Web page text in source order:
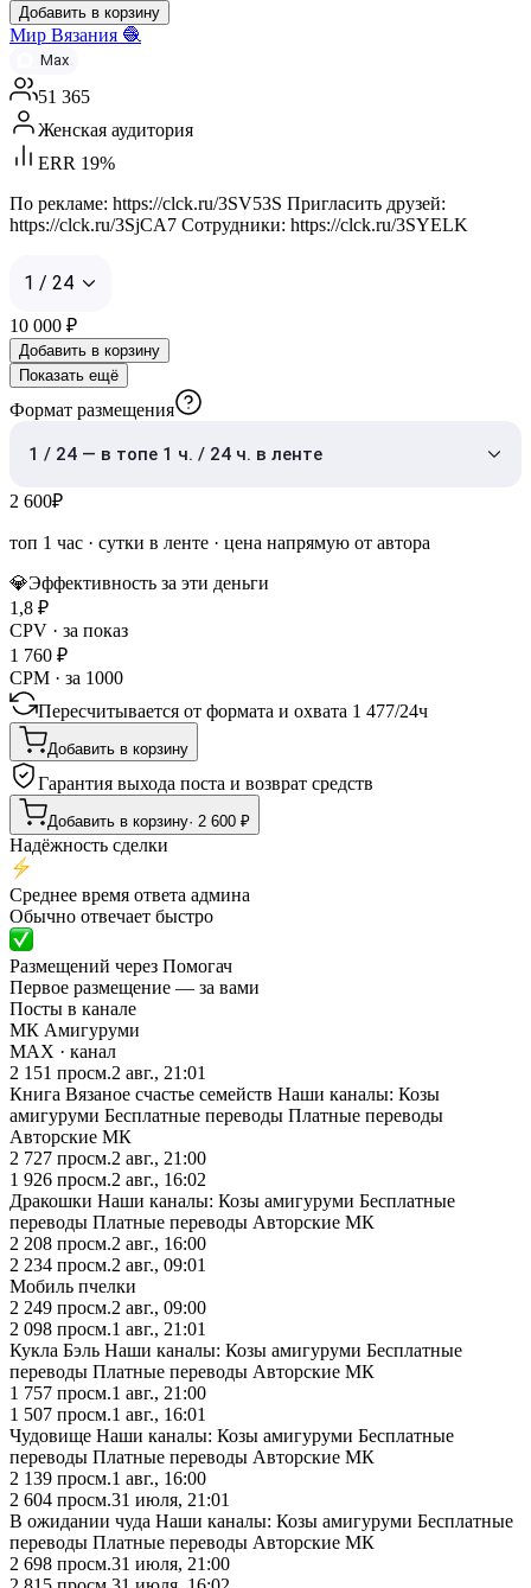
Добавить в корзину
Мир Вязания 🧶
Max
51 365
Женская аудитория
ERR 19%
По рекламе: https://clck.ru/3SV53S Пригласить друзей:
https://clck.ru/3SjCA7 Cотрудники: https://clck.ru/3SYELK
1 / 24
10 000 ₽
Добавить в корзину
Показать ещё
Формат размещения
1 / 24 — в топе 1 ч. / 24 ч. в ленте
2 600₽
топ 1 час · сутки в ленте · цена напрямую от автора
💎Эффективность за эти деньги
1,8 ₽
CPV · за показ
1 760 ₽
CPM · за 1000
Пересчитывается от формата и охвата 1 477/24ч
Добавить в корзину
Гарантия выхода поста и возврат средств
Добавить в корзину· 2 600 ₽
Надёжность сделки
Среднее время ответа админа
Обычно отвечает быстро
Размещений через Помогач
Первое размещение — за вами
Посты в канале
МК Амигуруми
MAX · канал
2 151 просм.2 авг., 21:01
Книга Вязаное счастье семейств Наши каналы: Козы
амигуруми Бесплатные переводы Платные переводы
Авторские МК
2 727 просм.2 авг., 21:00
1 926 просм.2 авг., 16:02
Дракошки Наши каналы: Козы амигуруми Бесплатные
переводы Платные переводы Авторские МК
2 208 просм.2 авг., 16:00
2 234 просм.2 авг., 09:01
Мобиль пчелки
2 249 просм.2 авг., 09:00
2 098 просм.1 авг., 21:01
Кукла Бэль Наши каналы: Козы амигуруми Бесплатные
переводы Платные переводы Авторские МК
1 757 просм.1 авг., 21:00
1 507 просм.1 авг., 16:01
Чудовище Наши каналы: Козы амигуруми Бесплатные
переводы Платные переводы Авторские МК
2 139 просм.1 авг., 16:00
2 604 просм.31 июля, 21:01
В ожидании чуда Наши каналы: Козы амигуруми Бесплатные
переводы Платные переводы Авторские МК
2 698 просм.31 июля, 21:00